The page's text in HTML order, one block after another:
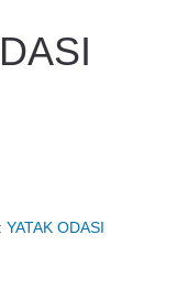
YATAK ODASI